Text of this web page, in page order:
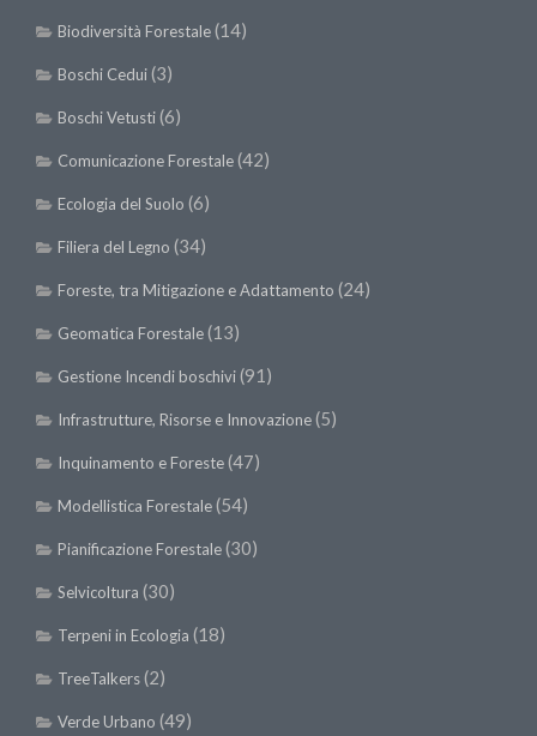
Call for Papers
Call for Proposals
Comunicati
Congressi
Convegni
Corsi di Aggiornamento
Corsi di Specializzazione
Congressi
Pagina Congressi
Premi SISEF
XV Congresso (Sassari 2026)
XIV Congresso (Padova 2024)
Biodiversità Forestale(14)
Boschi Cedui(3)
Boschi Vetusti(6)
Comunicazione Forestale(42)
Ecologia del Suolo (6)
Filiera del Legno (34)
Foreste, tra Mitigazione e Adattamento (24)
Geomatica Forestale(13)
Gestione Incendi boschivi(91)
Infrastrutture, Risorse e Innovazione(5)
Inquinamento e Foreste(47)
Modellistica Forestale(54)
Pianificazione Forestale(30)
Selvicoltura (30)
Terpeni in Ecologia (18)
TreeTalkers(2)
Verde Urbano (49)